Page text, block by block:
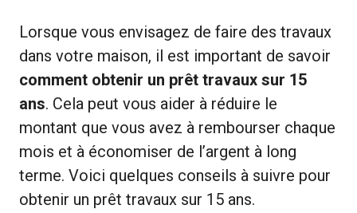
Lorsque vous envisagez de faire des travaux
dans votre maison, il est important de savoir
comment obtenir un prêt travaux sur 15
ans. Cela peut vous aider à réduire le
montant que vous avez à rembourser chaque
mois et à économiser de l’argent à long
terme. Voici quelques conseils à suivre pour
obtenir un prêt travaux sur 15 ans.